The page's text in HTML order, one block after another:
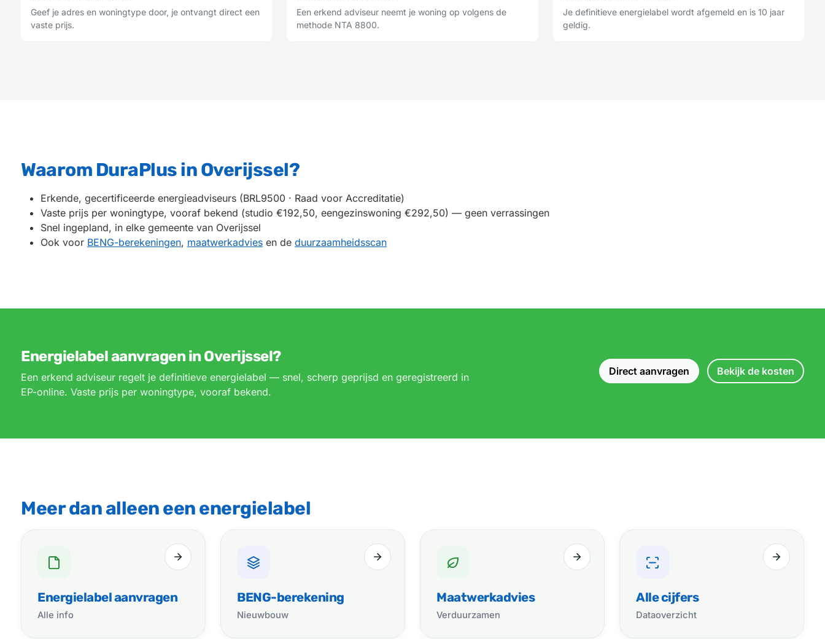
Geef je adres en woningtype door, je ontvangt direct een
vaste prijs.
Een erkend adviseur neemt je woning op volgens de
methode NTA 8800.
Je definitieve energielabel wordt afgemeld en is 10 jaar
geldig.
Waarom DuraPlus in Overijssel?
Erkende, gecertificeerde energieadviseurs (BRL9500 · Raad voor Accreditatie)
Vaste prijs per woningtype, vooraf bekend (studio €192,50, eengezinswoning €292,50) — geen verrassingen
Snel ingepland, in elke gemeente van Overijssel
Ook voor BENG-berekeningen, maatwerkadvies en de duurzaamheidsscan
Energielabel aanvragen in Overijssel?
Een erkend adviseur regelt je definitieve energielabel — snel, scherp geprijsd en geregistreerd in
EP-online. Vaste prijs per woningtype, vooraf bekend.
Direct aanvragen Bekijk de kosten
Meer dan alleen een energielabel
Energielabel aanvragen
Alle info
BENG-berekening
Nieuwbouw
Maatwerkadvies
Verduurzamen
Alle cijfers
Dataoverzicht